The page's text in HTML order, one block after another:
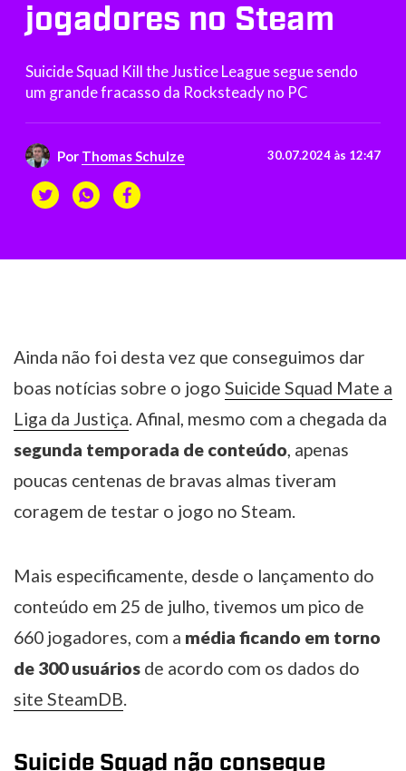
jogadores no Steam
Suicide Squad Kill the Justice League segue sendo
um grande fracasso da Rocksteady no PC
Por Thomas Schulze 30.07.2024 às 12:47
Ainda não foi desta vez que conseguimos dar
boas notícias sobre o jogo Suicide Squad Mate a
Liga da Justiça . Afinal, mesmo com a chegada da
segunda temporada de conteúdo , apenas
poucas centenas de bravas almas tiveram
coragem de testar o jogo no Steam.
Mais especificamente, desde o lançamento do
conteúdo em 25 de julho, tivemos um pico de
660 jogadores, com a média ficando em torno
de 300 usuários de acordo com os dados do
site SteamDB.
Suicide Squad não consegue